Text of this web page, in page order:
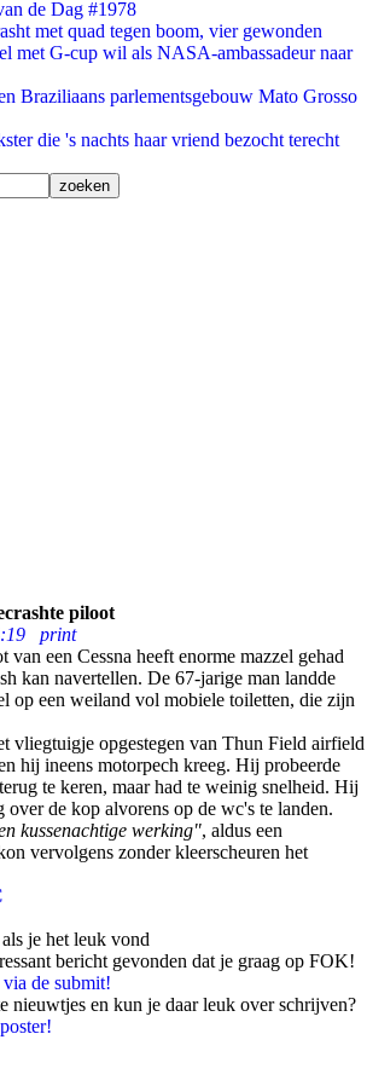
de Dag #1978
met quad tegen boom, vier gewonden
met G-cup wil als NASA-ambassadeur naar
Braziliaans parlementsgebouw Mato Grosso
die 's nachts haar vriend bezocht terecht
piloot
print
van een Cessna heeft enorme mazzel gehad
kan navertellen. De 67-jarige man landde
op een weiland vol mobiele toiletten, die zijn
vliegtuigje opgestegen van Thun Field airfield
hij ineens motorpech kreeg. Hij probeerde
te keren, maar had te weinig snelheid. Hij
over de kop alvorens op de wc's te landen.
kussenachtige werking", aldus een
vervolgens zonder kleerscheuren het
je het leuk vond
bericht gevonden dat je graag op FOK!
de submit!
nieuwtjes en kun je daar leuk over schrijven?